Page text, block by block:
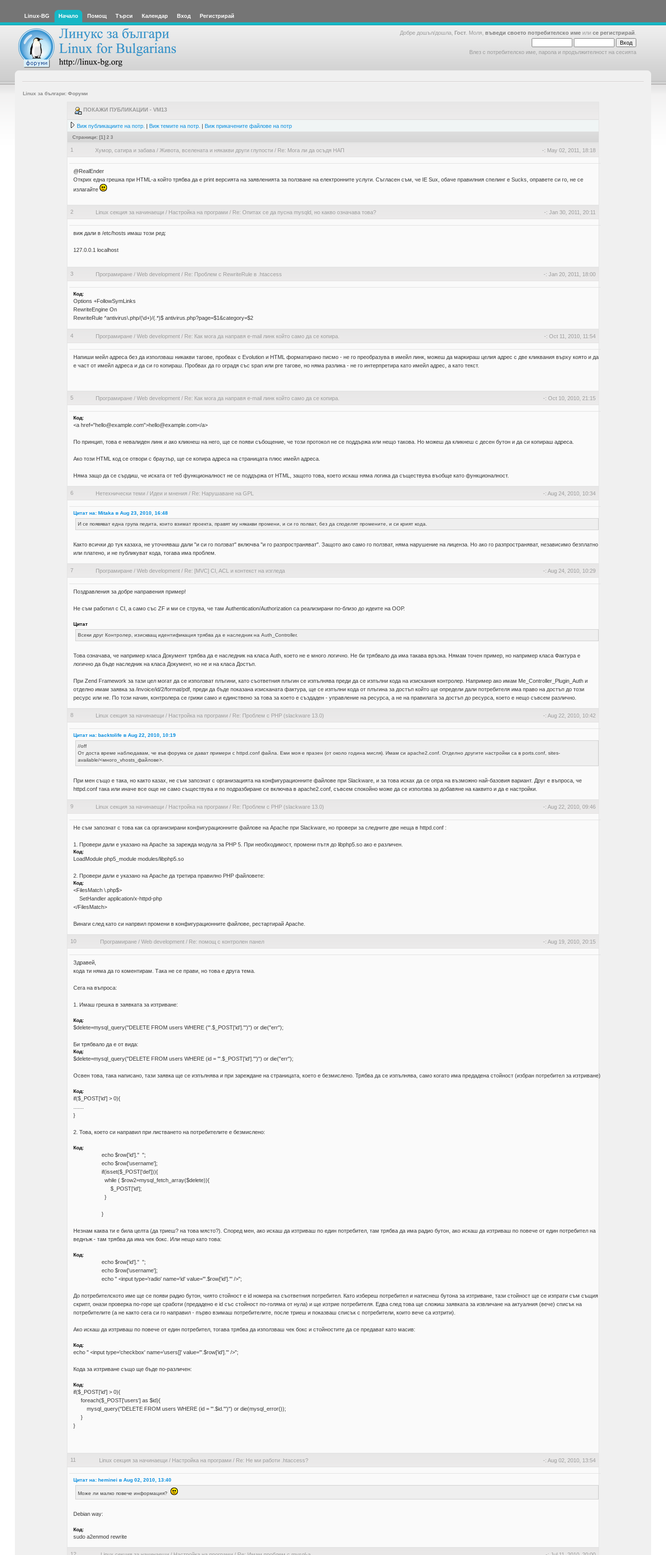
Linux-BG Начало Помощ Търси Календар Вход Регистрирай
Добре дошъл/дошла, Гост . Моля, въведи своето потребителско име или се регистрирай
Влез с потребителско име, парола и продължителност на сесията
Linux за българи: Форуми
ПОКАЖИ ПУБЛИКАЦИИ - VM13
Виж публикациите на потр. | Виж темите на потр. | Виж прикачените файлове на потр
Страници: [1] 2 3
1 Хумор, сатира и забава / Живота, вселената и някакви други глупости / Re: Мога ли да осъдя НАП -: May 02, 2011, 18:18
@RealEnder
Открих една грешка при HTML-a който трябва да е print версията на заявленията за ползване на електронните услуги. Съгласен съм, че IE Sux, обаче правилния спелинг е Sucks, оправете си го, не се
излагайте
2 Linux секция за начинаещи / Настройка на програми / Re: Опитах се да пусна mysqld, но какво означава това? -: Jan 30, 2011, 20:11
виж дали в /etc/hosts имаш този ред:
127.0.0.1 localhost
3 Програмиране / Web development / Re: Проблем с RewriteRule в .htaccess -: Jan 20, 2011, 18:00
Код:
Options +FollowSymLinks
RewriteEngine On
RewriteRule ^antivirus\.php/(\d+)/(.*)$ antivirus.php?page=$1&category=$2
4 Програмиране / Web development / Re: Как мога да направя e-mail линк който само да се копира. -: Oct 11, 2010, 11:54
Напиши мейл адреса без да използваш никакви тагове, пробвах с Evolution и HTML форматирано писмо - не го преобразува в имейл линк, можеш да маркираш целия адрес с две кликвания върху която и да
е част от имейл адреса и да си го копираш. Пробвах да го оградя със span или pre тагове, но няма разлика - не го интерпретира като имейл адрес, а като текст.
5 Програмиране / Web development / Re: Как мога да направя e-mail линк който само да се копира. -: Oct 10, 2010, 21:15
Код:
<a href="hello@example.com">hello@example.com</a>
По принцип, това е невалиден линк и ако кликнеш на него, ще се появи събощение, че този протокол не се поддържа или нещо такова. Но можеш да кликнеш с десен бутон и да си копираш адреса.
Ако този HTML код се отвори с браузър, ще се копира адреса на страницата плюс имейл адреса.
Няма защо да се сърдиш, че иската от теб функционалност не се поддържа от HTML, защото това, което искаш няма логика да съществува въобще като функционалност.
6 Нетехнически теми / Идеи и мнения / Re: Нарушаване на GPL -: Aug 24, 2010, 10:34
Цитат на: Mitaka в Aug 23, 2010, 16:48
И се появяват една група педита, които взимат проекта, правят му някакви промени, и си го полват, без да споделят промените, и си крият кода.
Както всички до тук казаха, не уточняваш дали "и си го ползват" включва "и го разпространяват". Защото ако само го ползват, няма нарушение на лиценза. Но ако го разпространяват, независимо безплатно
или платено, и не публикуват кода, тогава има проблем.
7 Програмиране / Web development / Re: [MVC] CI, ACL и контекст на изгледа -: Aug 24, 2010, 10:29
Поздравления за добре направения пример!
Не съм работил с CI, а само със ZF и ми се струва, че там Authentication/Authorization са реализирани по-близо до идеите на ООР.
Цитат
Всеки друг Контролер, изискващ идентификация трябва да е наследник на Auth_Controller.
Това означава, че например класа Документ трябва да е наследник на класа Auth, което не е много логично. Не би трябвало да има такава връзка. Нямам точен пример, но например класа Фактура е
логично да бъде наследник на класа Документ, но не и на класа Достъп.
При Zend Framework за тази цел могат да се използват плъгини, като съответния плъгин се изпълнява преди да се изпълни кода на изискания контролер. Например ако имам Me_Controller_Plugin_Auth и
отделно имам заявка за /invoice/id/2/format/pdf, преди да бъде показана изисканата фактура, ще се изпълни кода от плъгина за достъп който ще определи дали потребителя има право на достъп до този
ресурс или не. По този начин, контролера се грижи само и единствено за това за което е създаден - управление на ресурса, а не на правилата за достъп до ресурса, което е нещо съвсем различно.
8 Linux секция за начинаещи / Настройка на програми / Re: Проблем с PHP (slackware 13.0) -: Aug 22, 2010, 10:42
Цитат на: backtolife в Aug 22, 2010, 10:19
//off
От доста време наблюдавам, че във форума се дават примери с httpd.conf файла. Еми моя е празен (от около година мисля). Имам си apache2.conf. Отделно другите настройки са в ports.conf, sites-
available/<много_vhosts_файлове>.
При мен също е така, но както казах, не съм запознат с организацията на конфигурационните файлове при Slackware, и за това исках да се опра на възможно най-базовия вариант. Друг е въпроса, че
httpd.conf така или иначе все още не само съществува и по подразбиране се включва в apache2.conf, съвсем спокойно може да се използва за добавяне на каквито и да е настройки.
9 Linux секция за начинаещи / Настройка на програми / Re: Проблем с PHP (slackware 13.0) -: Aug 22, 2010, 09:46
Не съм запознат с това как са организирани конфигурационните файлове на Apache при Slackware, но провери за следните две неща в httpd.conf :
1. Провери дали е указано на Apache за зарежда модула за РНР 5. При необходимост, промени пътя до libphp5.so ако е различен.
Код:
LoadModule php5_module modules/libphp5.so
2. Провери дали е указано на Apache да третира правилно РНР файловете:
Код:
<FilesMatch \.php$>
SetHandler application/x-httpd-php
</FilesMatch>
Винаги след като си напрвил промени в конфигурационните файлове, рестартирай Apache.
10 Програмиране / Web development / Re: помощ с контролен панел -: Aug 19, 2010, 20:15
Здравей,
кода ти няма да го коментирам. Така не се прави, но това е друга тема.
Сега на въпроса:
1. Имаш грешка в заявката за изтриване:
Код:
$delete=mysql_query("DELETE FROM users WHERE ('".$_POST['id']."')") or die("err");
Би трябвало да е от вида:
Код:
$delete=mysql_query("DELETE FROM users WHERE (id = '".$_POST['id']."')") or die("err");
Освен това, така написано, тази заявка ще се изпълнява и при зареждане на страницата, което е безмислено. Трябва да се изпълнява, само когато има предадена стойност (избран потребител за изтриване)
Код:
if($_POST['id'] > 0){
}
2. Това, което си направил при листването на потребителите е безмислено:
Код:
echo $row['id']." ";
echo $row['username'];
if(isset($_POST['del'])){
while ( $row2=mysql_fetch_array($delete)){
$_POST['id'];
}
}
Незнам каква ти е била целта (да триеш? на това място?). Според мен, ако искаш да изтриваш по един потребител, там трябва да има радио бутон, ако искаш да изтриваш по повече от един потребител на
веднъж - там трябва да има чек бокс. Или нещо като това:
Код:
echo $row['id']." ";
echo $row['username'];
echo " <input type='radio' name='id' value='".$row['id']."' />";
До потребителското име ще се появи радио бутон, чиято стойност е id номера на съответния потребител. Като избереш потребител и натиснеш бутона за изтриване, тази стойност ще се изпрати съм същия
скрипт, онази проверка по-горе ще сработи (предадено е id със стойност по-голяма от нула) и ще изтрие потребителя. Едва след това ще сложиш заявката за извличане на актуалния (вече) списък на
потребителите (а не както сега си го направил - първо взимаш потребителите, после триеш и показваш списък с потребители, които вече са изтрити).
Ако искаш да изтриваш по повече от един потребител, тогава трябва да използваш чек бокс и стойностите да се предават като масив:
Код:
echo " <input type='checkbox' name='users[]' value='".$row['id']."' />";
Кода за изтриване също ще бъде по-различен:
Код:
if($_POST['id'] > 0){
foreach($_POST['users'] as $id){
mysql_query("DELETE FROM users WHERE (id = '".$id."')") or die(mysql_error());
}
}
11 Linux секция за начинаещи / Настройка на програми / Re: Не ми работи .htaccess? -: Aug 02, 2010, 13:54
Цитат на: heminei в Aug 02, 2010, 13:40
Може ли малко повече информация?
Debian way:
Код:
sudo a2enmod rewrite